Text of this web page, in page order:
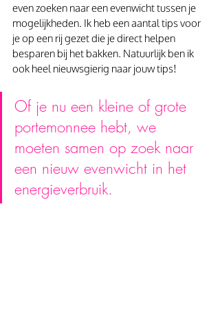
even zoeken naar een evenwicht tussen je
mogelijkheden. Ik heb een aantal tips voor
je op een rij gezet die je direct helpen
besparen bij het bakken. Natuurlijk ben ik
ook heel nieuwsgierig naar jouw tips!
Of je nu een kleine of grote
portemonnee hebt, we
moeten samen op zoek naar
een nieuw evenwicht in het
energieverbruik.